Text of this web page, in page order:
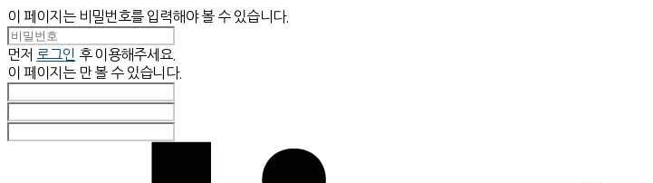
이 페이지는 비밀번호를 입력해야 볼 수 있습니다.
먼저 로그인 후 이용해주세요.
이 페이지는 만 볼 수 있습니다.